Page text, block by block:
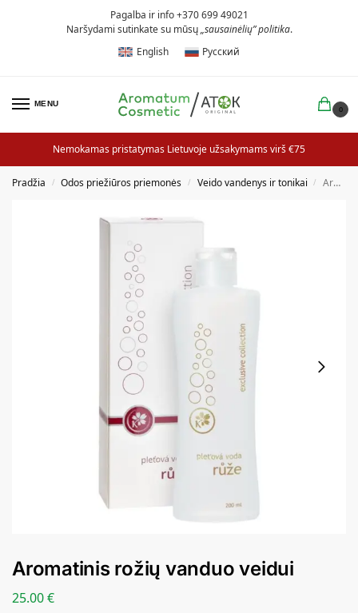
Pagalba ir info +370 699 49021
Naršydami sutinkate su mūsų„sausainėlių” politika.
English
Русский
MENU
0
Nemokamas pristatymas Lietuvoje užsakymams virš €75
Pradžia / Odos priežiūros priemonės / Veido vandenys ir tonikai / Aromatinis rožių vanduo veidui
Aromatinis rožių vanduo veidui
25.00€